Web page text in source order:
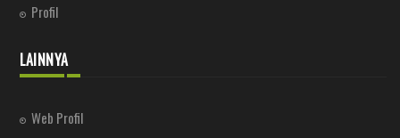
Profil
LAINNYA
Web Profil